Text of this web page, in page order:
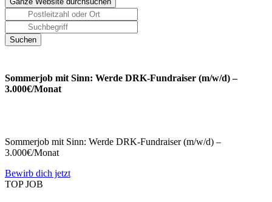
Sommerjob mit Sinn: Werde DRK-Fundraiser (m/w/d) –
3.000€/Monat
Sommerjob mit Sinn: Werde DRK-Fundraiser (m/w/d) –
3.000€/Monat
Bewirb dich jetzt
TOP JOB